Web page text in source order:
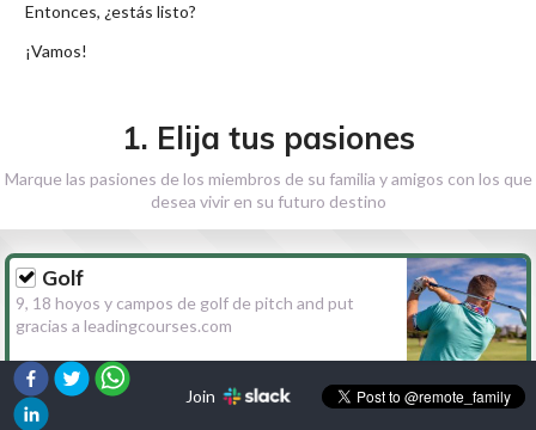
Entonces, ¿estás listo?
¡Vamos!
1. Elija tus pasiones
Marque las pasiones de los miembros de su familia y amigos con los que
desea vivir en su futuro destino
Golf
9, 18 hoyos y campos de golf de pitch and put
gracias a leadingcourses.com
Senderismo
Join